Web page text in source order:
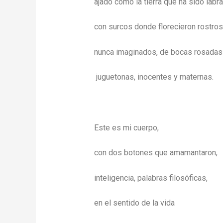
con surcos donde florecieron
nunca imaginados, de bocas rosadas
juguetonas, inocentes y maternas.
Este es mi cuerpo,
con dos botones que amamantaron,
inteligencia, palabras filosóficas,
en el sentido de la vida